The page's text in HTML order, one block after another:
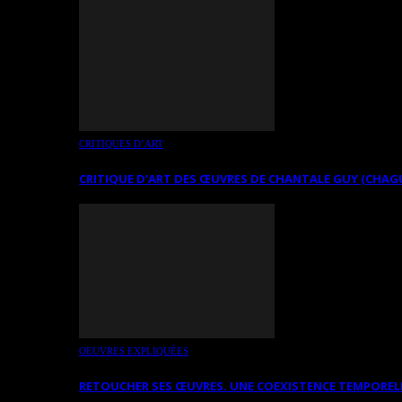
CRITIQUES D’ART
CRITIQUE D’ART DES ŒUVRES DE CHANTALE GUY
OEUVRES EXPLIQUÉES
RETOUCHER SES ŒUVRES. UNE COEXISTENCE